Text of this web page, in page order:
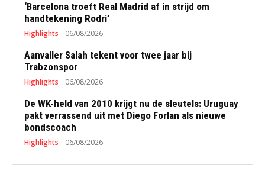
‘Barcelona troeft Real Madrid af in strijd om
handtekening Rodri’
Highlights 06/08/2026
Aanvaller Salah tekent voor twee jaar bij
Trabzonspor
Highlights 06/08/2026
De WK-held van 2010 krijgt nu de sleutels: Uruguay
pakt verrassend uit met Diego Forlan als nieuwe
bondscoach
Highlights 06/08/2026